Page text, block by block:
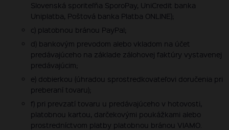
Slovenská sporiteľňa SporoPay, UniCredit banka
Uniplatba, Poštová banka Platba ONLINE);
c) platobnou bránou PayPal;
d) bankovým prevodom alebo vkladom na účet
predávajúceho na základe zálohovej faktúry vystavenej
predávajúcim;
e) dobierkou (úhradou sprostredkovateľovi doručenia pri
preberaní tovaru);
f) pri prevzatí tovaru u predávajúceho v hotovosti,
platobnou kartou, darčekovými poukážkami alebo
prostredníctvom platby platobnou bránou VIAMO.